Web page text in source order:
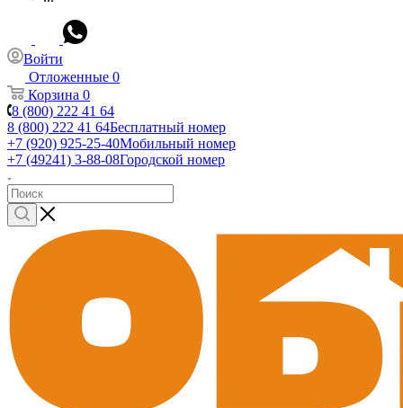
Войти
Отложенные 0
Корзина 0
8 (800) 222 41 64
8 (800) 222 41 64Бесплатный номер
+7 (920) 925-25-40Мобильный номер
+7 (49241) 3-88-08Городской номер